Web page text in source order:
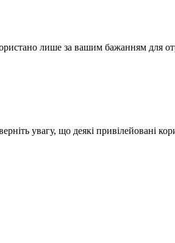
лише за вашим бажанням для
увагу, що деякі привілейовані